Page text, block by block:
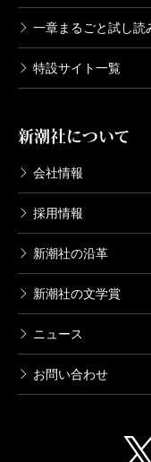
一章まるごと試し読
特設サイト一覧
新潮社について
会社情報
採用情報
新潮社の沿革
新潮社の文学賞
ニュース
お問い合わせ